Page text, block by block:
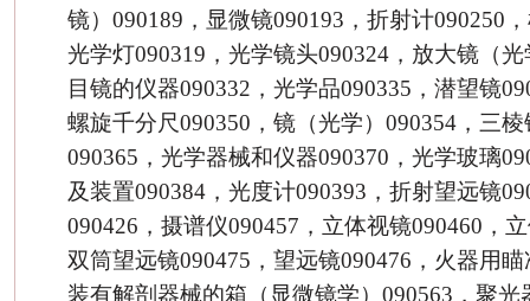
镜）090189，显微镜090193，折射计090250
光学灯090319，光学镜头090324，放大镜（
目镜的仪器090332，光学品090335，潜望镜
螺旋千分尺090350，镜（光学）090354，三
090365，光学器械和仪器090370，光学玻璃
及装置090384，光度计090393，折射望远镜
090426，摄谱仪090457，立体视镜090460，
双筒望远镜090475，望远镜090476，火器用
装有解剖器械的箱（显微镜学）090563，聚光